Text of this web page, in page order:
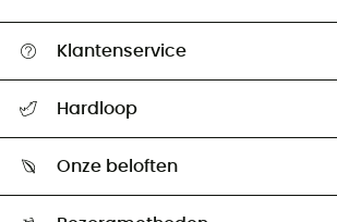
Klantenservice
Mijn zending volgen
Retourzendingen & Terugbetalingen
Hardloop
Onze beloften